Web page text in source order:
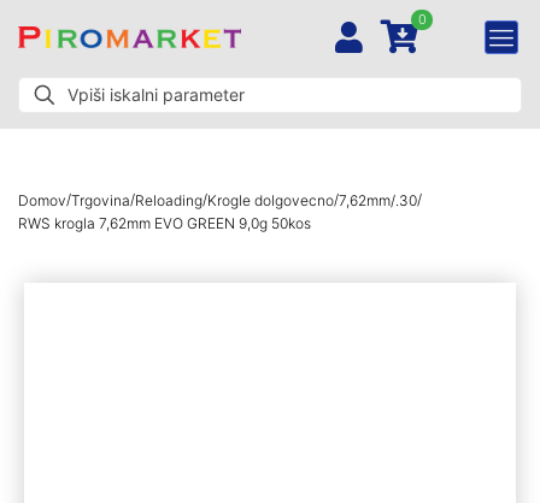
0
Domov/Trgovina/Reloading/Krogle dolgovecno/7,62mm/.30/
RWS krogla 7,62mm EVO GREEN 9,0g 50kos